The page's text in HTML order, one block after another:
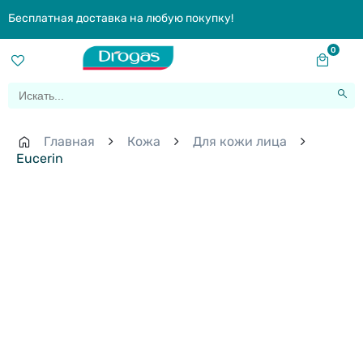
Бесплатная доставка на любую покупку!
0
Главная Кожа
Для кожи лица
Eucerin